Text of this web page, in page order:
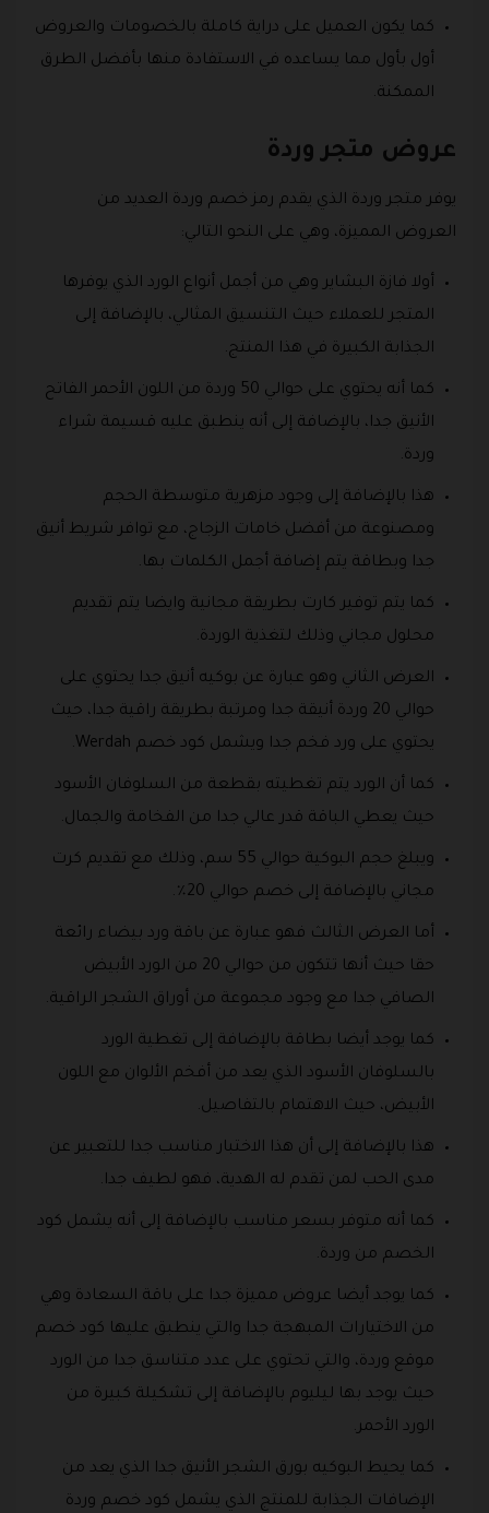
كما يكون العميل على دراية كاملة بالخصومات والعروض
أول بأول مما يساعده في الاستفادة منها بأفضل الطرق
الممكنة.
عروض متجر وردة
يوفر متجر وردة الذي يقدم رمز خصم وردة العديد من
العروض المميزة، وهي على النحو التالي:
أولا فازة البشاير وهي من أجمل أنواع الورد الذي يوفرها
المتجر للعملاء حيث التنسيق المثالي، بالإضافة إلى
الجذابة الكبيرة في هذا المنتج.
كما أنه يحتوي على حوالي 50 وردة من اللون الأحمر الفاتح
الأنيق جدا، بالإضافة إلى أنه ينطبق عليه قسيمة شراء
وردة.
هذا بالإضافة إلى وجود مزهرية متوسطة الحجم
ومصنوعة من أفضل خامات الزجاج، مع توافر شريط أنيق
جدا وبطاقة يتم إضافة أجمل الكلمات بها.
كما يتم توفير كارت بطريقة مجانية وايضا يتم تقديم
محلول مجاني وذلك لتغذية الوردة.
العرض الثاني وهو عبارة عن بوكيه أنيق جدا يحتوي على
حوالي 20 وردة أنيقة جدا ومرتبة بطريقة راقية جدا، حيث
يحتوي على ورد فخم جدا ويشمل كود خصم Werdah.
كما أن الورد يتم تغطيته بقطعة من السلوفان الأسود
حيث يعطي الباقة قدر عالي جدا من الفخامة والجمال.
ويبلغ حجم البوكية حوالي 55 سم، وذلك مع تقديم كرت
مجاني بالإضافة إلى خصم حوالي 20٪.
أما العرض الثالث فهو عبارة عن باقة ورد بيضاء رائعة
حقا حيث أنها تتكون من حوالي 20 من الورد الأبيض
الصافي جدا مع وجود مجموعة من أوراق الشجر الراقية.
كما يوجد أيضا بطاقة بالإضافة إلى تغطية الورد
بالسلوفان الأسود الذي يعد من أفخم الألوان مع اللون
الأبيض، حيث الاهتمام بالتفاصيل.
هذا بالإضافة إلى أن هذا الاختبار مناسب جدا للتعبير عن
مدى الحب لمن تقدم له الهدية، فهو لطيف جدا.
كما أنه متوفر بسعر مناسب بالإضافة إلى أنه يشمل كود
الخصم من وردة.
كما يوجد أيضا عروض مميزة جدا على باقة السعادة وهي
من الاختيارات المبهجة جدا والتي ينطبق عليها كود خصم
موقع وردة، والتي تحتوي على عدد متناسق جدا من الورد
حيث يوجد بها ليليوم بالإضافة إلى تشكيلة كبيرة من
الورد الأحمر.
كما يحيط البوكيه بورق الشجر الأنيق جدا الذي يعد من
الإضافات الجذابة للمنتج الذي يشمل كود خصم وردة